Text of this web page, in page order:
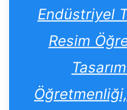
Endüstriyel
Resim